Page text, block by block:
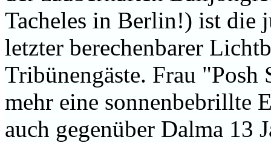
Tacheles in Berlin!) ist die
letzter berechenbarer
Tribünengäste. Frau
mehr eine sonnenbebrillte
auch gegenüber Dalma 13